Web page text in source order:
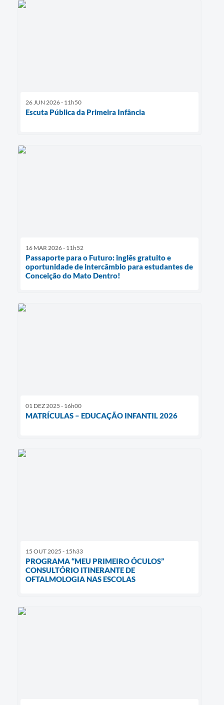
26 JUN 2026 - 11h50
Escuta Pública da Primeira Infância
16 MAR 2026 - 11h52
Passaporte para o Futuro: inglês gratuito e
oportunidade de intercâmbio para estudantes de
Conceição do Mato Dentro!
01 DEZ 2025 - 16h00
MATRÍCULAS – EDUCAÇÃO INFANTIL 2026
15 OUT 2025 - 15h33
PROGRAMA “MEU PRIMEIRO ÓCULOS”
CONSULTÓRIO ITINERANTE DE
OFTALMOLOGIA NAS ESCOLAS